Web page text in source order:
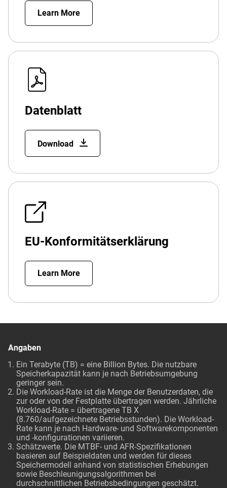
Learn More
Datenblatt
Download
EU-Konformitätserklärung
Learn More
Angaben
Ein Terabyte (TB) = eine Billion Bytes. Die nutzbare
Speicherkapazität kann je nach Betriebsumgebung
geringer sein.
Die Workload-Rate ist die Menge der Benutzerdaten, die
zur oder von der Festplatte übertragen werden. Jährliche
Workload-Rate = übertragene TB X
(8.760/aufgezeichnete Betriebsstunden). Die Workload-
Rate kann je nach Hardware- und Softwarekomponenten
und -konfigurationen variieren.
Schätzwerte. Die MTBF- und AFR-Spezifikationen
basieren auf Beispieldaten und werden für dieses
Speichermodell anhand von statistischen Erhebungen
sowie Beschleunigungsalgorithmen bei
durchschnittlichen Betriebsbedingungen geschätzt.